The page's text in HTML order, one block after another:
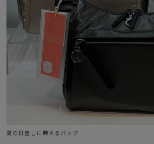
● 旅のお守り“カナナ”付き
旅先でハッピーが生まれますように。そして元
そんな願いを込めた旅のお守りチャーム。
● 本体生地
本体素材には、繊維生産過程に発生する廃材
表面には耐摩耗性に優れたパール調PUをコーテ
・フロントポケット(横ファスナー)×1
夏の日差しに映えるバッグ